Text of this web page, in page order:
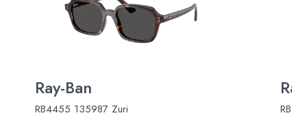
Ray-Ban
RB4455 135987 Zuri